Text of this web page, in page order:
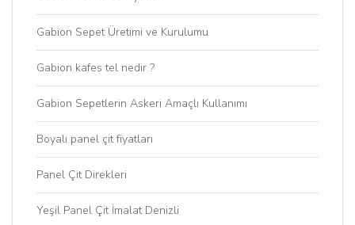
Gabion Sepet Üretimi ve Kurulumu
Gabion kafes tel nedir ?
Gabion Sepetlerin Askeri Amaçlı Kullanımı
Boyalı panel çit fiyatları
Panel Çit Direkleri
Yeşil Panel Çit İmalat Denizli